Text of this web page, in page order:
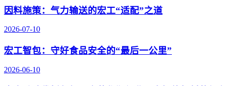
因料施策：气力输送的宏工“适配”之道
2026-07-10
宏工智包：守好食品安全的“最后一公里”
2026-06-10